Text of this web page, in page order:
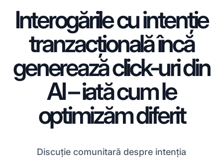
Interogările cu intenție
tranzacțională încă
generează click-uri din
AI – iată cum le
optimizăm diferit
Discuție comunitară despre intenția